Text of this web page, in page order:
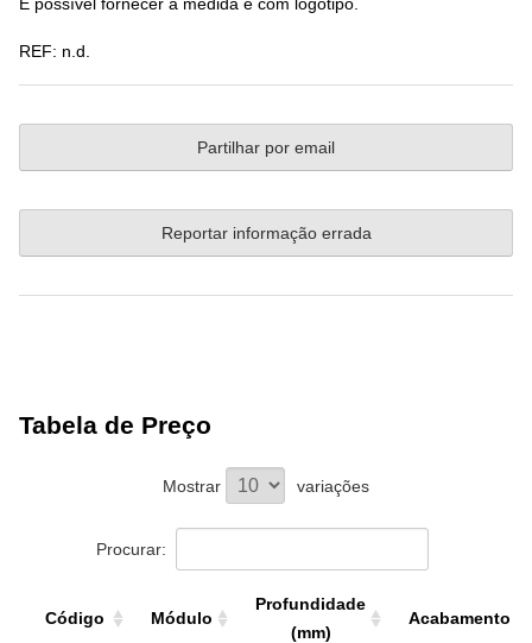
REF: n.d.
Partilhar por email
Reportar informação errada
Tabela de Preço
Mostrar variações
Procurar:
Código Módulo
Profundidade
(mm)
Acabamento